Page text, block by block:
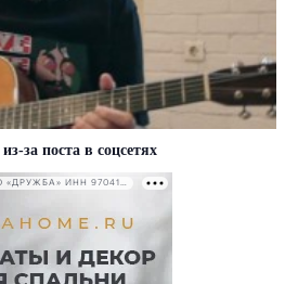
за поста в соцсетях
РЕКЛАМА • ООО «ДРУЖБА» ИНН 9704146411